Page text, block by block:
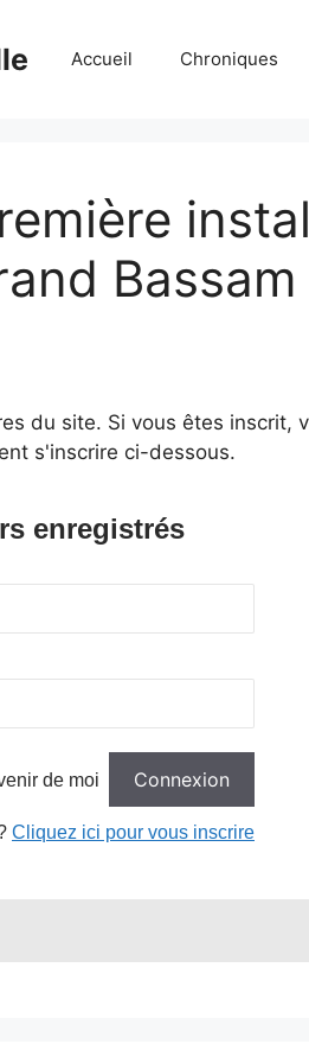
Accueil Chroniques
du site. Si vous êtes inscrit,
s'inscrire ci-dessous.
enregistrés
de moi
Cliquez ici pour vous inscrire